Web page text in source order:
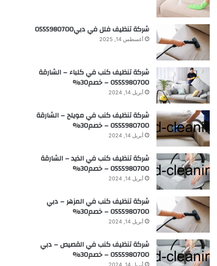
شركة تنظيف فلل في دبي0555980700
أغسطس 14, 2025
شركة تنظيف كنب في كلباء – الشارقة
0555980700 – خصم30%
أبريل 14, 2024
شركة تنظيف كنب في مويلح – الشارقة
0555980700 – خصم30%
أبريل 14, 2024
شركة تنظيف كنب في الذيد – الشارقة
0555980700 – خصم30%
أبريل 14, 2024
شركة تنظيف كنب في المزهر – دبي
0555980700 – خصم30%
أبريل 14, 2024
شركة تنظيف كنب في القصيص – دبي
0555980700 – خصم30%
أبريل 14, 2024